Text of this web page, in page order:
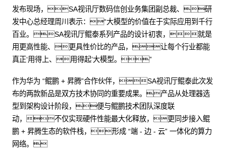
发布现场，SA视讯厅数码信创业务集团副总裁、研
发中心总经理周川表示：“大模型的价值在于实际应用到千行
百业。SA视讯厅鲲泰系列产品的设计初衷，就是
用更高性能、更具性价比的产品，让每个行业都能
真正‘用得上、用得起’大模型。”
作为华为 “鲲鹏 + 昇腾”合作伙伴，SA视讯厅鲲泰此次发
布的两款新品是双方技术协同的重要成果。产品从处理器选
型到架构设计阶段，便与鲲鹏技术团队深度联
动，不仅实现硬件性能最大化释放，更同步接入鲲
鹏 + 昇腾生态的软件栈，形成 “端 - 边 - 云” 一体化的算力
网络。